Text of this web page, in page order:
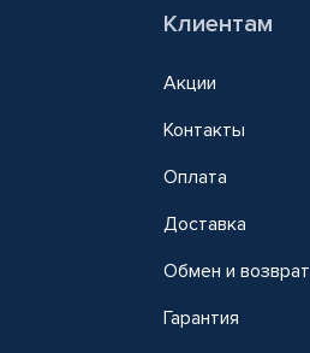
Клиентам
Акции
Контакты
Оплата
Доставка
Обмен и возврат
Гарантия